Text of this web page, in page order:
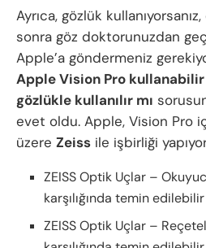
Ayrıca, gözlük
sonra göz doktorunuzdan
Apple’a göndermeniz
Apple Vision Pro
gözlükle kullanılır mı
evet oldu. Apple, Vision Pro
üzere Zeiss ile işbirliği
ZEISS Optik Uçlar –
karşılığında temin edilebilir
ZEISS Optik Uçlar –